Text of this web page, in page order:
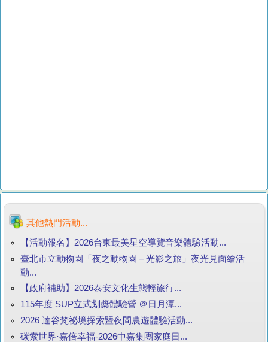
其他熱門活動...
【活動報名】2026台東最美星空導覽音樂體驗活動...
臺北市立動物園「夜之動物園－光影之旅」夜光見面繪活
動...
【政府補助】2026泰安文化生態輕旅行...
115年度 SUP立式划槳體驗營 ＠日月潭...
2026 達谷梵祕境探索暨夜間農遊體驗活動...
碳索世界·嘉倍幸福-2026中嘉集團家庭日...